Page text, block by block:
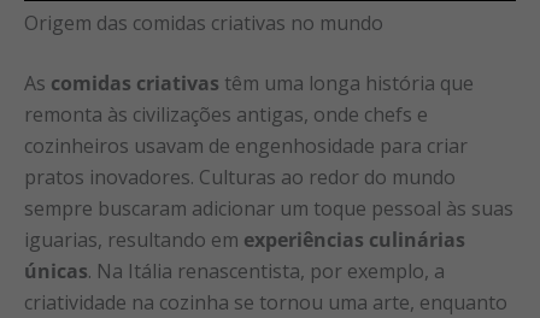
Origem das comidas criativas no mundo
As comidas criativas têm uma longa história que
remonta às civilizações antigas, onde chefs e
cozinheiros usavam de engenhosidade para criar
pratos inovadores. Culturas ao redor do mundo
sempre buscaram adicionar um toque pessoal às suas
iguarias, resultando em experiências culinárias
únicas. Na Itália renascentista, por exemplo, a
criatividade na cozinha se tornou uma arte, enquanto